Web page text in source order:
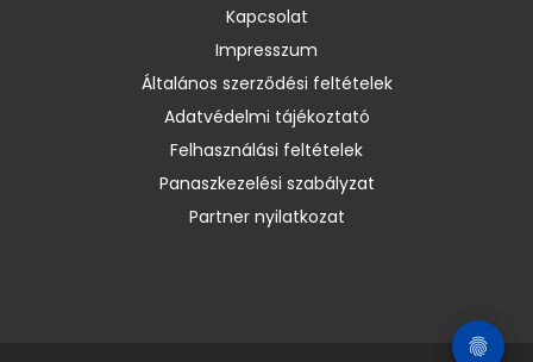
Kapcsolat
Impresszum
Általános szerződési feltételek
Adatvédelmi tájékoztató
Felhasználási feltételek
Panaszkezelési szabályzat
Partner nyilatkozat